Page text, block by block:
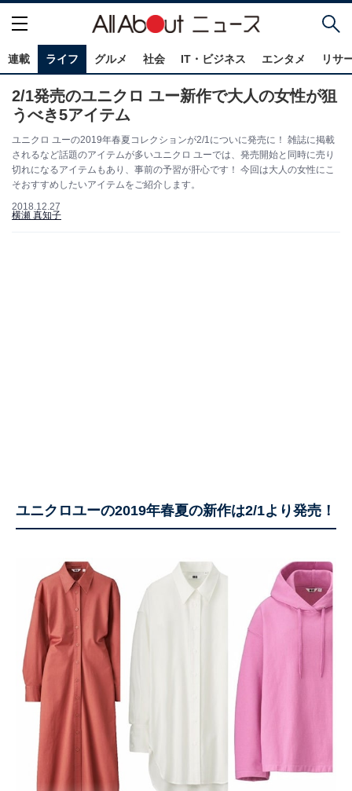
連載 ライフ グルメ 社会 IT・ビジネス エンタメ リサ
2/1発売のユニクロ ユー新作で大人の女性が狙
うべき5アイテム
ユニクロ ユーの2019年春夏コレクションが2/1についに発売に！ 雑誌に掲載
されるなど話題のアイテムが多いユニクロ ユーでは、発売開始と同時に売り
切れになるアイテムもあり、事前の予習が肝心です！ 今回は大人の女性にこ
そおすすめしたいアイテムをご紹介します。
2018.12.27
横瀬 真知子
ユニクロユーの2019年春夏の新作は2/1より発売！